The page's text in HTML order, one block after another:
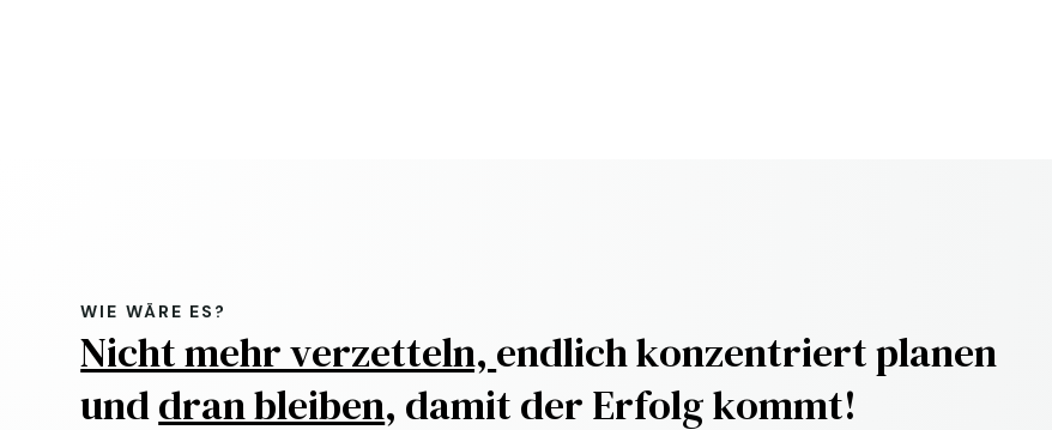
WIE WÄRE ES?
Nicht mehr verzetteln, endlich konzentriert planen
unddran bleiben, damit der Erfolg kommt!